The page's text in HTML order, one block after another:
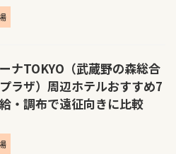
ナTOKYO（武蔵野の森総合
ラザ）周辺ホテルおすすめ7
・調布で遠征向きに比較